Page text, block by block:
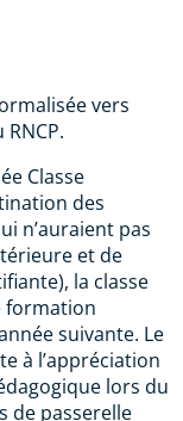
vers
Classe
des
n’auraient pas
et de
la classe
formation
suivante. Le
à l’appréciation
lors du
de passerelle